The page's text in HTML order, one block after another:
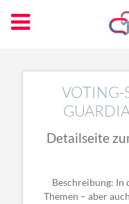
VOTING-
Detailseite
Beschreibung: In
Themen – aber